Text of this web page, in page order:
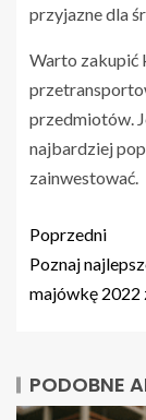
przyjazne dla
Warto zakupić
przedmiotów.
najbardziej
zainwestować.
Poprzedni
Poznaj
majówkę 2022
PODOBNE